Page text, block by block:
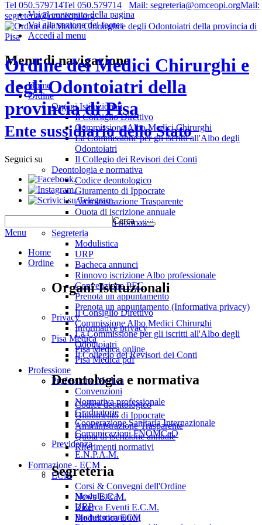
Vai al contenuto della pagina
Vai alla sezione del footer
Accedi al menu
Tel 050.579714Tel 050.579714 Mail: segreteria@omceopi.orgMail:
segreteria@omceopi.org
Ordine dei Medici Chirurghi e
degli Odontoiatri della
provincia di Pisa
Ente sussidiario dello Stato
Seguici su
.
.
.
Cerca …
Menu
Home
Ordine
Organi Istituzionali
Il Consiglio Direttivo
Commissione Albo Medici Chirurghi
La Commissione per gli iscritti all'Albo degli
Odontoiatri
Il Collegio dei Revisori dei Conti
Deontologia e normativa
Codice deontologico
Giuramento di Ippocrate
Amministrazione Trasparente
Quota di iscrizione annuale
Riferimenti normativi
Segreteria
Modulistica
URP
Bacheca annunci
Menu di navigazione
Home
Ordine
Organi Istituzionali
Il Consiglio Direttivo
Commissione Albo Medici Chirurghi
La Commissione per gli iscritti all'Albo degli
Odontoiatri
Il Collegio dei Revisori dei Conti
Deontologia e normativa
Codice deontologico
Giuramento di Ippocrate
Amministrazione Trasparente
Quota di iscrizione annuale
Riferimenti normativi
Segreteria
Modulistica
URP
Bacheca annunci
Rinnovo iscrizione Albo professionale
Convenzione PEC
Prenota un appuntamento
Prenota un appuntamento (Informativa privacy)
Privacy
Informative privacy
Pisa Medica
Pisa Medica online
Pisa Medica pdf
Professione
Professione Medica
Convenzioni
Normativa professionale
Graduatorie
Cooperazione Sanitaria Internazionale
Comunicazioni FNOMCeO
Previdenza
E.N.P.A.M.
Formazione - ECM
ECM
Corsi & Convegni dell'Ordine
News E.C.M.
Ricerca Eventi E.C.M.
Modulistica ECM